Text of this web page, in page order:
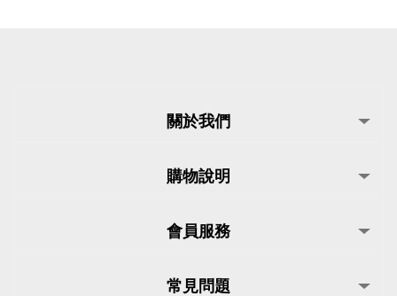
關於我們
購物說明
會員服務
常見問題